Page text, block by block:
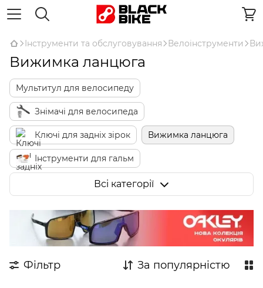
Інструменти та обслуговування Велоінструменти
Вижимка ланцюга
Мультитул для велосипеду
Знімачі для велосипеда
Ключі для задніх зірок Вижимка ланцюга
Інструменти для гальм
Інструменти для коліс
Окремі ключі для велосипеда Ключі для спиць
Всі категорії
Фільтр За популярністю